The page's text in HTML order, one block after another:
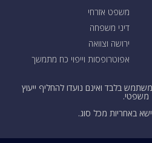
משפט אזרחי
דיני משפחה
ירושה וצוואה
אפוטרופסות וייפוי כח מתמשך
בלבד ואינם נועדו להחליף ייעוץ
משפטי.
באחריות מכל סוג.